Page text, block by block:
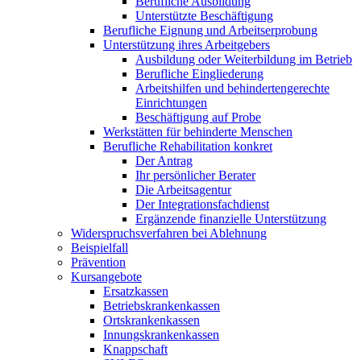
Unterstützte Beschäftigung
Berufliche Eignung und Arbeitserprobung
Unterstützung ihres Arbeitgebers
Ausbildung oder Weiterbildung im Betrieb
Berufliche Eingliederung
Arbeitshilfen und behindertengerechte
Einrichtungen
Beschäftigung auf Probe
Werkstätten für behinderte Menschen
Berufliche Rehabilitation konkret
Der Antrag
Ihr persönlicher Berater
Die Arbeitsagentur
Der Integrationsfachdienst
Ergänzende finanzielle Unterstützung
Widerspruchsverfahren bei Ablehnung
Beispielfall
Prävention
Kursangebote
Ersatzkassen
Betriebskrankenkassen
Ortskrankenkassen
Innungskrankenkassen
Knappschaft